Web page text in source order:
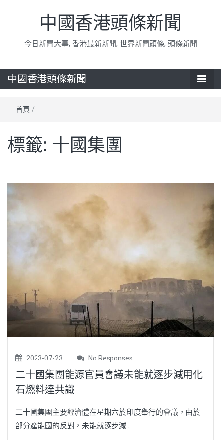
中國香港頭條新聞
今日新聞大事, 香港最新新聞, 世界新聞頭條, 頭條新聞
中國香港頭條新聞
首頁 /
標籤: 十國集團
2023-07-23 No Responses
二十國集團能源官員會議未能就逐步減用化
石燃料達共識
二十國集團主要經濟體在星期六於印度舉行的會議，由於
部分產能國的反對，未能就逐步減...